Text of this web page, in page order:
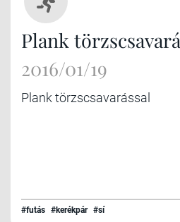
Plank
2016/01/19
Plank törzscsavarással
#futás #kerékpár #sí